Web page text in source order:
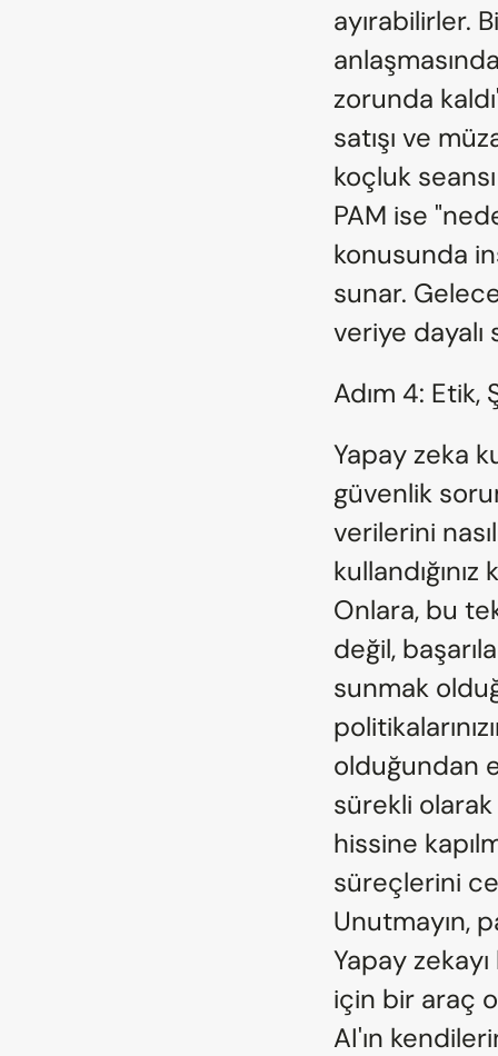
ayırabilirler.
zorunda
satışı ve
koçluk
PAM ise
konusunda
sunar.
veriye dayalı
Adım 4: Etik,
Yapay zeka
güvenlik
verilerini
Onlara, bu
değil,
sunmak
olduğundan
sürekli
hissine
süreçlerini
Unutmayın,
Yapay
için bir araç
AI'ın